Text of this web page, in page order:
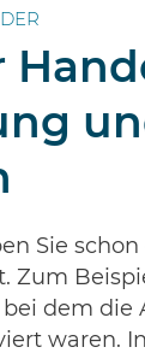
Sie
Zum
bei dem
waren.